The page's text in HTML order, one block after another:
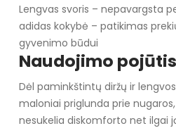
Lengvas svoris – nepavargsta
adidas kokybė – patikimas
gyvenimo būdui
Naudojimo pojūtis
Dėl paminkštintų diržų ir
maloniai priglunda prie
nesukelia diskomforto net ilgai